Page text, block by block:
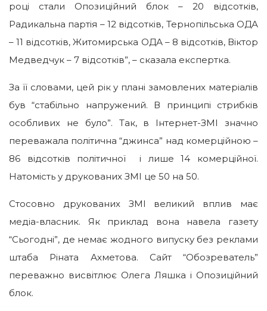
році стали Опозиційний блок – 20 відсотків,
Радикальна партія – 12 відсотків, Тернопільська ОДА
– 11 відсотків, Житомирська ОДА – 8 відсотків, Віктор
Медведчук – 7 відсотків”, – сказала експертка.
За її словами, цей рік у плані замовлених матеріалів
був “стабільно напружений. В принципі стрибків
особливих не було”. Так, в Інтернет-ЗМІ значно
переважала політична “джинса” над комерційною –
86 відсотків політичної і лише 14 комерційної.
Натомість у друкованих ЗМІ це 50 на 50.
Стосовно друкованих ЗМІ великий вплив має
медіа-власник. Як приклад вона навела газету
“Сьогодні”, де немає жодного випуску без реклами
штаба Ріната Ахметова. Сайт “Обозреватель”
переважно висвітлює Олега Ляшка і Опозиційний
блок.